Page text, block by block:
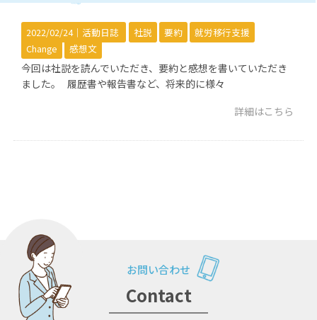
2022/02/24｜ 活動日誌 社説 要約
就労移行支援
Change
感想文
今回は社説を読んでいただき、要約と感想を書いていただき
ました。 履歴書や報告書など、将来的に様々
詳細はこちら
お問い合わせ
Contact